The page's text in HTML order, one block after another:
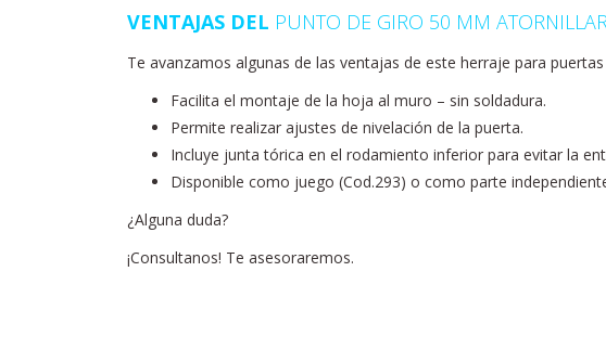
VENTAJAS DEL PUNTO DE GIRO 50 MM
Te avanzamos algunas de las ventajas de este herraje para puertas
Facilita el montaje de la hoja al muro – sin soldadura.
Permite realizar ajustes de nivelación de la puerta.
Incluye junta tórica en el rodamiento inferior para evitar la
Disponible como juego (Cod.293) o como parte
¿Alguna duda?
¡Consultanos! Te asesoraremos.